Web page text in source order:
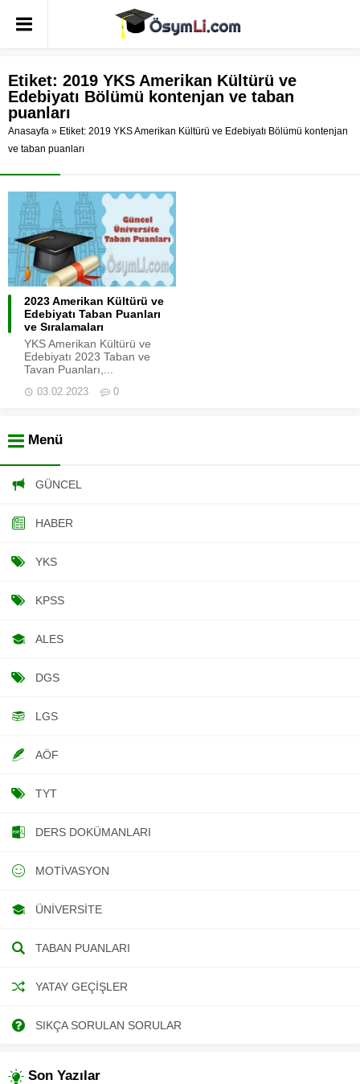
Etiket: 2019 YKS Amerikan Kültürü ve
Edebiyatı Bölümü kontenjan ve taban
puanları
Anasayfa » Etiket: 2019 YKS Amerikan Kültürü ve Edebiyatı Bölümü kontenjan
ve taban puanları
2023 Amerikan Kültürü ve
Edebiyatı Taban Puanları
ve Sıralamaları
YKS Amerikan Kültürü ve
Edebiyatı 2023 Taban ve
Tavan Puanları,...
03.02.2023 0
Menü
GÜNCEL
HABER
YKS
KPSS
ALES
DGS
LGS
AÖF
TYT
DERS DOKÜMANLARI
MOTIVASYON
ÜNIVERSITE
TABAN PUANLARI
YATAY GEÇIŞLER
SIKÇA SORULAN SORULAR
Son Yazılar